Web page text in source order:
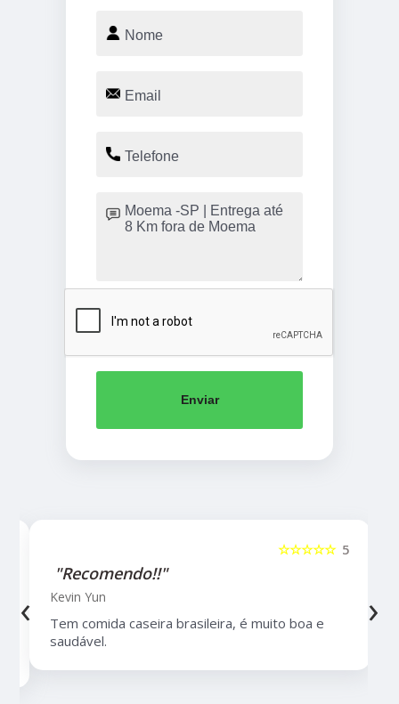
Enviar
5
☆☆☆☆☆
"Recomendo!!"
Kevin Yun
Tem comida caseira brasileira, é muito boa e
saudável.
‹ ›